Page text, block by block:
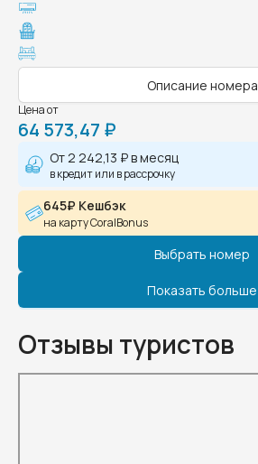
Описание номера
Цена от
64 573,47 ₽
От2 242,13 ₽в месяц
в кредит или в рассрочку
645₽ Кешбэк
на карту CoralBonus
Выбрать номер
Показать больше
Отзывы туристов